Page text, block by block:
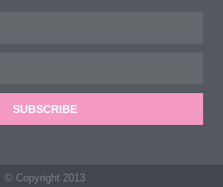
SUBSCRIBE
© Copyright 2013